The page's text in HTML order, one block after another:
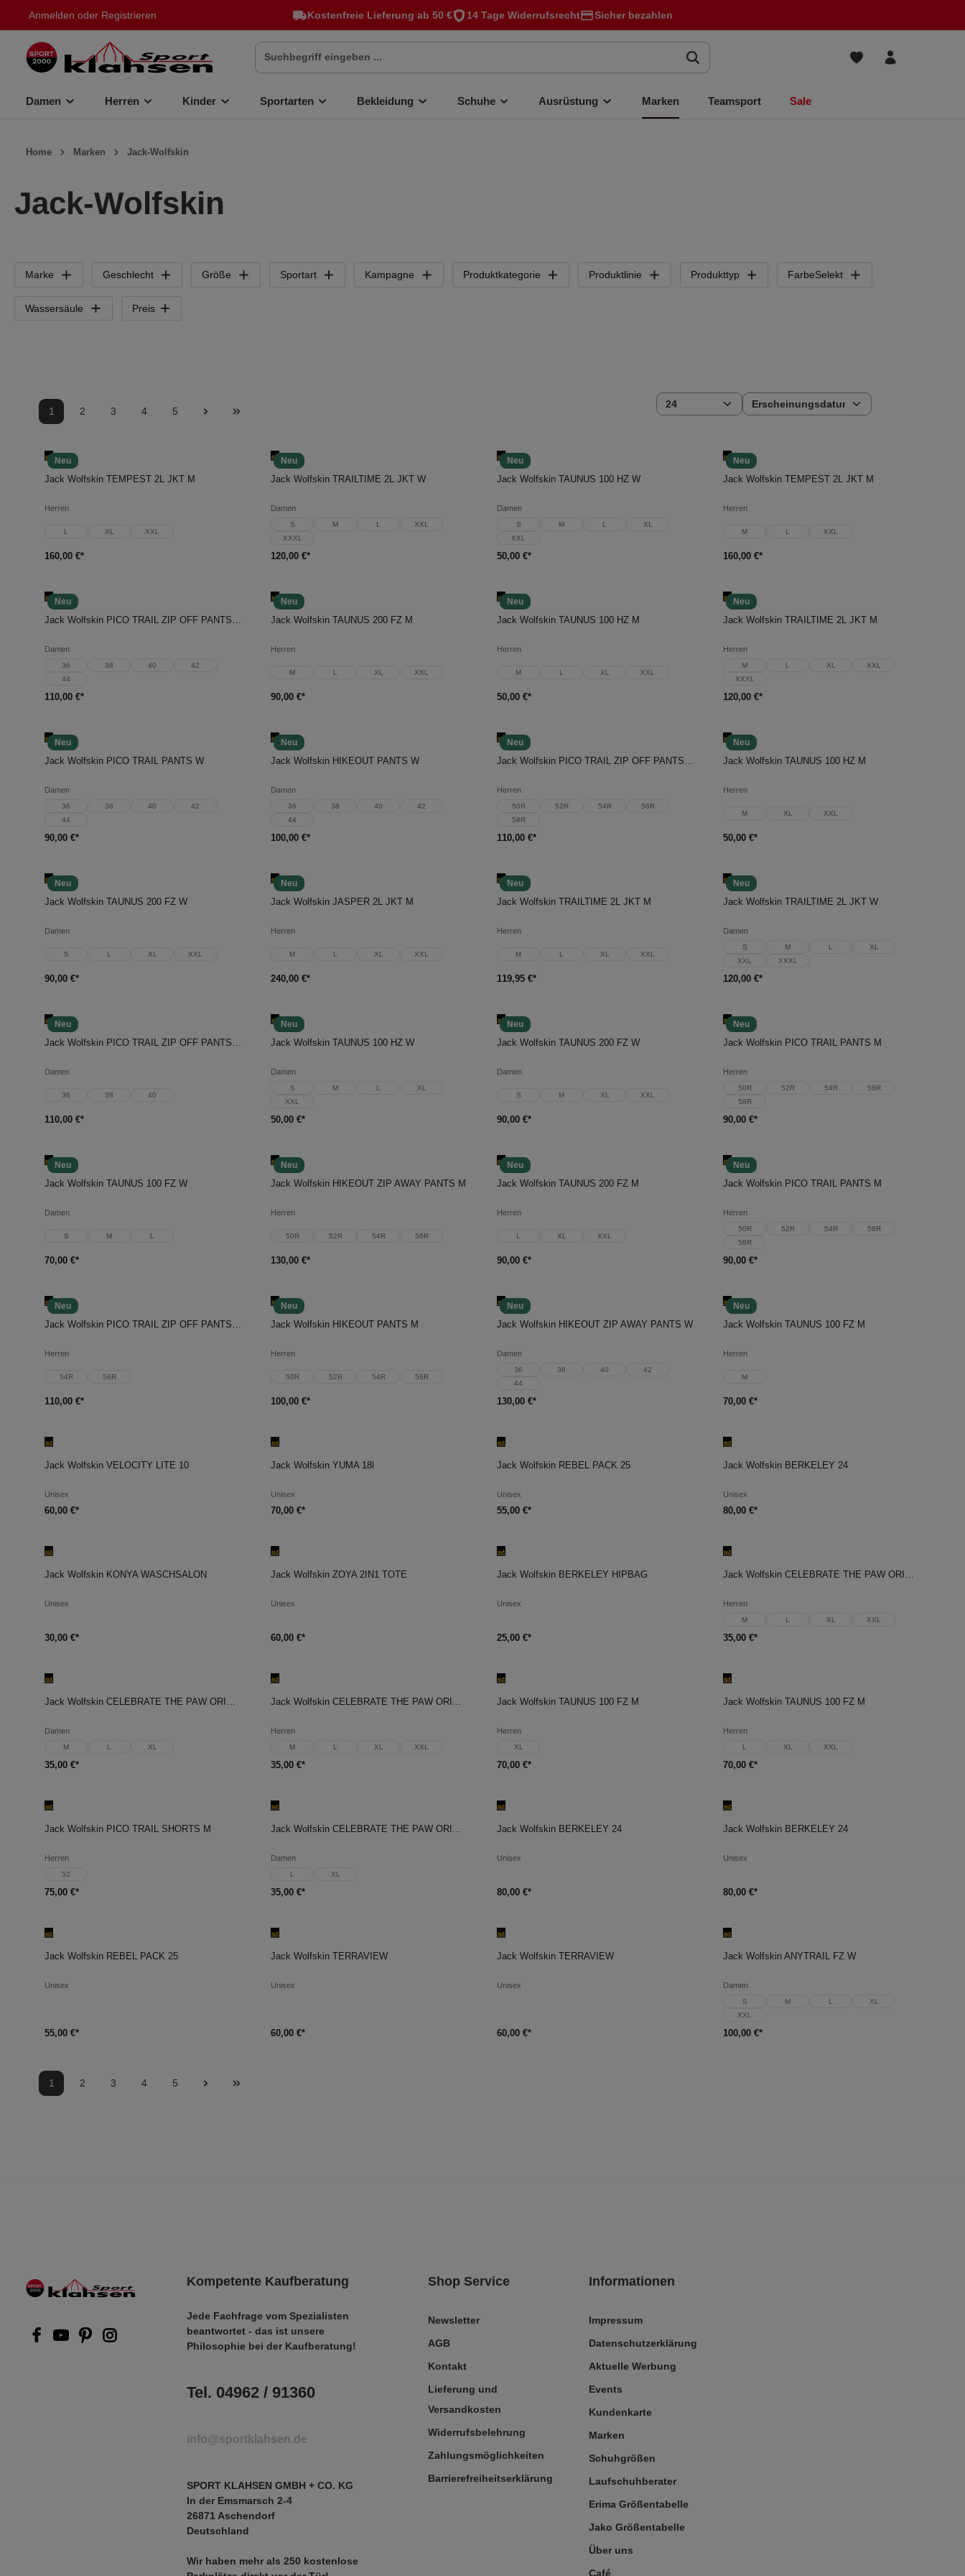
springen Kostenfreie Lieferung ab 50 € 14 Tage Widerrufsrecht Sicher bezahlen
Anmelden oder Registrieren
Damen Herren Kinder Sportarten Bekleidung Schuhe Ausrüstung Marken Teamsport Sale
Home Marken Jack-Wolfskin
Jack-Wolfskin
Marke Geschlecht Größe Sportart Kampagne Produktkategorie Produktlinie Produkttyp FarbeSelekt
Wassersäule Preis
1 2 3 4 5
Neu
In den Warenkorb
Jack Wolfskin TEMPEST 2L JKT M
Herren
L XL XXL
160,00 €*
Neu
In den Warenkorb
Jack Wolfskin TRAILTIME 2L JKT W
Damen
S M L
XXL
XXXL
120,00 €*
Neu
In den Warenkorb
Jack Wolfskin TAUNUS 100 HZ W
Damen
S M L
XL
XXL
50,00 €*
Neu
In den Warenkorb
Jack Wolfskin TEMPEST 2L JKT M
Herren
M L XXL
160,00 €*
Neu
In den Warenkorb
Jack Wolfskin PICO TRAIL ZIP OFF PANTS W
Damen
36 38 40
42
44
110,00 €*
Neu
In den Warenkorb
Jack Wolfskin TAUNUS 200 FZ M
Herren
M L XL XXL
90,00 €*
Neu
In den Warenkorb
Jack Wolfskin TAUNUS 100 HZ M
Herren
M L XL XXL
50,00 €*
Neu
In den Warenkorb
Jack Wolfskin TRAILTIME 2L JKT M
Herren
M L XL
XXL
XXXL
120,00 €*
Neu
In den Warenkorb
Jack Wolfskin PICO TRAIL PANTS W
Damen
36 38 40
42
44
90,00 €*
Neu
In den Warenkorb
Jack Wolfskin HIKEOUT PANTS W
Damen
36 38 40
42
44
100,00 €*
Neu
In den Warenkorb
Jack Wolfskin PICO TRAIL ZIP OFF PANTS M
Herren
50R 52R 54R
56R
58R
110,00 €*
Neu
In den Warenkorb
Jack Wolfskin TAUNUS 100 HZ M
Herren
M XL XXL
50,00 €*
Neu
In den Warenkorb
Jack Wolfskin TAUNUS 200 FZ W
Damen
S L XL XXL
90,00 €*
Neu
In den Warenkorb
Jack Wolfskin JASPER 2L JKT M
Herren
M L XL XXL
240,00 €*
Neu
In den Warenkorb
Jack Wolfskin TRAILTIME 2L JKT M
Herren
M L XL XXL
119,95 €*
Neu
In den Warenkorb
Jack Wolfskin TRAILTIME 2L JKT W
Damen
S M L
XL
XXL
XXXL
120,00 €*
Neu
In den Warenkorb
Jack Wolfskin PICO TRAIL ZIP OFF PANTS W
Damen
36 38 40
110,00 €*
Neu
In den Warenkorb
Jack Wolfskin TAUNUS 100 HZ W
Damen
S M L
XL
XXL
50,00 €*
Neu
In den Warenkorb
Jack Wolfskin TAUNUS 200 FZ W
Damen
S M XL XXL
90,00 €*
Neu
In den Warenkorb
Jack Wolfskin PICO TRAIL PANTS M
Herren
50R 52R 54R
56R
58R
90,00 €*
Neu
In den Warenkorb
Jack Wolfskin TAUNUS 100 FZ W
Damen
S M L
70,00 €*
Neu
In den Warenkorb
Jack Wolfskin HIKEOUT ZIP AWAY PANTS M
Herren
50R 52R 54R 56R
130,00 €*
Neu
In den Warenkorb
Jack Wolfskin TAUNUS 200 FZ M
Herren
L XL XXL
90,00 €*
Neu
In den Warenkorb
Jack Wolfskin PICO TRAIL PANTS M
Herren
50R 52R 54R
56R
58R
90,00 €*
Neu
In den Warenkorb
Jack Wolfskin PICO TRAIL ZIP OFF PANTS M
Herren
54R 56R
110,00 €*
Neu
In den Warenkorb
Jack Wolfskin HIKEOUT PANTS M
Herren
50R 52R 54R 56R
100,00 €*
Neu
In den Warenkorb
Jack Wolfskin HIKEOUT ZIP AWAY PANTS W
Damen
36 38 40
42
44
130,00 €*
Neu
In den Warenkorb
Jack Wolfskin TAUNUS 100 FZ M
Herren
M
70,00 €*
Jack Wolfskin VELOCITY LITE 10
Unisex
60,00 €*
Jack Wolfskin YUMA 18l
Unisex
70,00 €*
Jack Wolfskin REBEL PACK 25
Unisex
55,00 €*
Jack Wolfskin BERKELEY 24
Unisex
80,00 €*
Jack Wolfskin KONYA WASCHSALON
Unisex
30,00 €*
Jack Wolfskin ZOYA 2IN1 TOTE
Unisex
60,00 €*
Jack Wolfskin BERKELEY HIPBAG
Unisex
25,00 €*
Jack Wolfskin CELEBRATE THE PAW ORIGINAL T M
Herren
M L XL XXL
35,00 €*
Jack Wolfskin CELEBRATE THE PAW ORIGINAL T W
Damen
M L XL
35,00 €*
Jack Wolfskin CELEBRATE THE PAW ORIGINAL T M
Herren
M L XL XXL
35,00 €*
Jack Wolfskin TAUNUS 100 FZ M
Herren
XL
70,00 €*
Jack Wolfskin TAUNUS 100 FZ M
Herren
L XL XXL
70,00 €*
Jack Wolfskin PICO TRAIL SHORTS M
Herren
52
75,00 €*
Jack Wolfskin CELEBRATE THE PAW ORIGINAL T W
Damen
L XL
35,00 €*
Jack Wolfskin BERKELEY 24
Unisex
80,00 €*
Jack Wolfskin BERKELEY 24
Unisex
80,00 €*
Jack Wolfskin REBEL PACK 25
Unisex
55,00 €*
Jack Wolfskin TERRAVIEW
Unisex
60,00 €*
Jack Wolfskin TERRAVIEW
Unisex
60,00 €*
Jack Wolfskin ANYTRAIL FZ W
Damen
S M L
XL
XXL
100,00 €*
1 2 3 4 5
Kompetente Kaufberatung
Jede Fachfrage vom Spezialisten
beantwortet - das ist unsere
Philosophie bei der Kaufberatung!
Tel. 04962 / 91360
info@sportklahsen.de
SPORT KLAHSEN GMBH + CO. KG
In der Emsmarsch 2-4
26871 Aschendorf
Deutschland
Wir haben mehr als 250 kostenlose
Shop Service
Newsletter
AGB
Kontakt
Lieferung und
Versandkosten
Widerrufsbelehrung
Zahlungsmöglichkeiten
Barrierefreiheitserklärung
Informationen
Impressum
Datenschutzerklärung
Aktuelle Werbung
Events
Kundenkarte
Marken
Schuhgrößen
Laufschuhberater
Erima Größentabelle
Jako Größentabelle
Über uns
Café